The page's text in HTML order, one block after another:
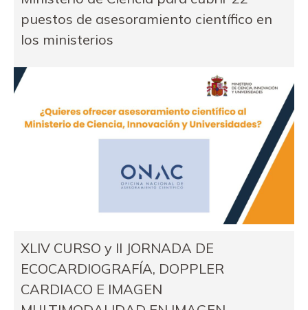
puestos de asesoramiento científico en
los ministerios
XLIV CURSO y II JORNADA DE
ECOCARDIOGRAFÍA, DOPPLER
CARDIACO E IMAGEN